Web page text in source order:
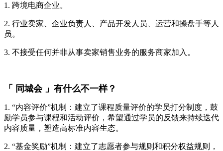
1. 跨境电商企业。
2. 行业卖家、企业负责人、产品开发人员、运营和操盘手等人
员。
3. 不接受任何并非从事卖家销售业务的服务商家加入。
「 同城会 」有什么不一样？
1. “内容评价”机制：建立了课程质量评价的学员打分制度，鼓
励学员参与课程和活动评价，希望通过学员的反馈来持续迭代
内容质量，塑造高标准内容生态。
2. “基金奖励”机制：建立了志愿者参与规则和积分权益规则，